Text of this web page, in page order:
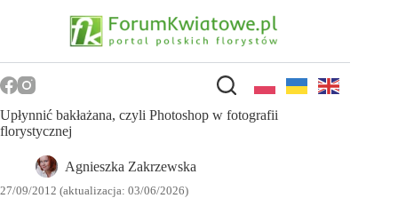
Upłynnić bakłażana, czyli Photoshop w fotografii
florystycznej
Agnieszka Zakrzewska
27/09/2012 (aktualizacja: 03/06/2026)